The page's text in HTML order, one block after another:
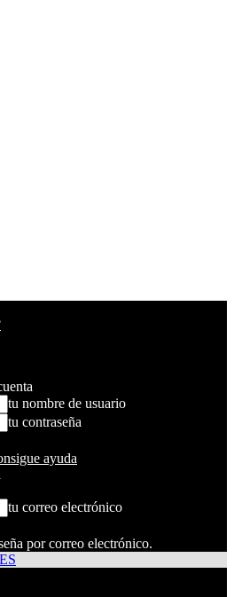
tu nombre de usuario
tu contraseña
ayuda
tu correo electrónico
por correo electrónico.